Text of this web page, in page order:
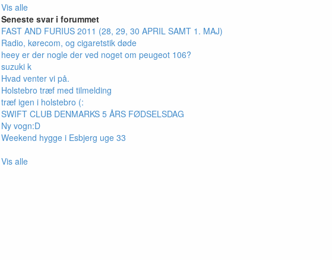
Vis alle
Seneste svar i forummet
FAST AND FURIUS 2011 (28, 29, 30 APRIL SAMT 1. MAJ)
Radio, kørecom, og cigaretstik døde
heey er der nogle der ved noget om peugeot 106?
suzuki k
Hvad venter vi på.
Holstebro træf med tilmelding
træf igen i holstebro (:
SWIFT CLUB DENMARKS 5 ÅRS FØDSELSDAG
Ny vogn:D
Weekend hygge i Esbjerg uge 33
Vis alle